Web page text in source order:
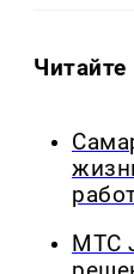
МТС